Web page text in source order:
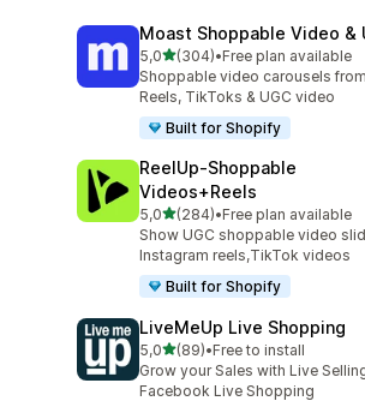
Moast Shoppable Video &
5,0de 5 estrelas
(304)
304 total de avaliações
•Free plan available
Shoppable video carousels
Reels, TikToks & UGC video
Built for Shopify
ReelUp‑Shoppable
Videos+Reels
5,0de 5 estrelas
(284)
284 total de avaliações
•Free plan available
Show UGC shoppable video
Instagram reels,TikTok videos
Built for Shopify
LiveMeUp Live Shopping
5,0de 5 estrelas
(89)
89 total de avaliações
•Free to install
Grow your Sales with Live
Facebook Live Shopping